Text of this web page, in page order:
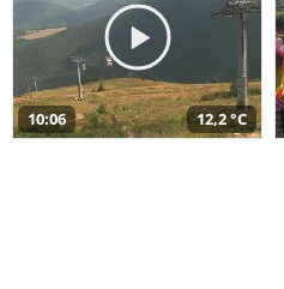
10:06 12,2 °C